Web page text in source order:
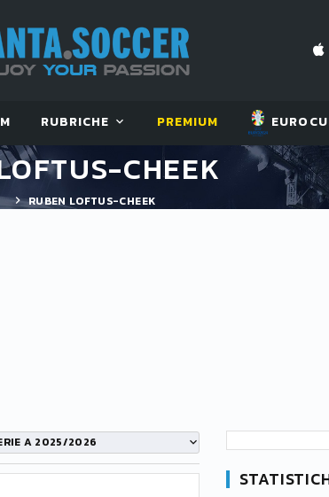
RUBRICHE PREMIUM
CHEEK
RUBEN LOFTUS-CHEEK
A 2025/2026